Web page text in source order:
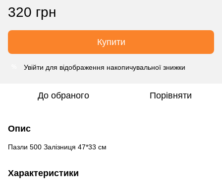
320 грн
Купити
Увійти для відображення накопичувальної знижки
До обраного Порівняти
Опис
Пазли 500 Залізниця 47*33 см
Характеристики